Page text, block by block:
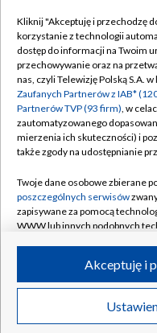
Abonament TVP
Emisja w TVP
Centrum informacji
Naziemna Telewizja
Rada Programowa
System NOS
Informacje o nadawcy
Program dla prasy
Ogłoszenie
©2026
Kliknij "Akceptuję i przechodzę
korzystanie z technologii
dostęp do informacji na Twoim
przechowywanie oraz na
nas, czyli Telewizję Polską S.A.
Zaufanych Partnerów z IAB*
Partnerów TVP (93 firm), w
zautomatyzowanego
mierzenia ich skuteczności) i
także zgody na udostępnianie
Twoje dane osobowe zbierane
poszczególnych serwisów
zapisywane za pomocą
WWW lub innych podobnych
ruchu w Internecie.
Twoje dane osobowe zbierane
poszczególnych serwisówna
Akceptuję i